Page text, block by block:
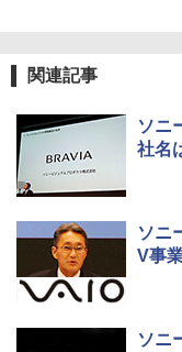
関連記事
ソニ
社名
ソニ
V事
ソニ